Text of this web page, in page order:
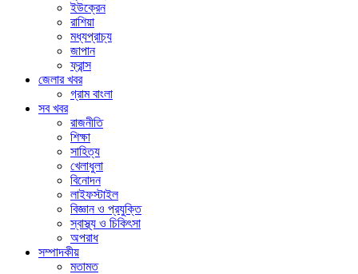
ইউক্রেন
রাশিয়া
মধ্যপ্রাচ্য
জাপান
ফ্রান্স
জেলার খবর
গ্রাম বাংলা
সব খবর
রাজনীতি
শিক্ষা
সাহিত্য
খেলাধুলা
বিনোদন
লাইফস্টাইল
বিজ্ঞান ও প্রযুক্তি
স্বাস্থ্য ও চিকিৎসা
অপরাধ
সম্পাদকীয়
মতামত